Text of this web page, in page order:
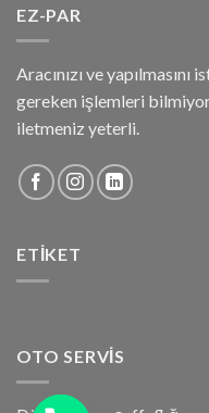
EZ-PAR
Aracınızı ve
gereken işlemleri
iletmeniz yeterli.
ETIKET
OTO SERVIS